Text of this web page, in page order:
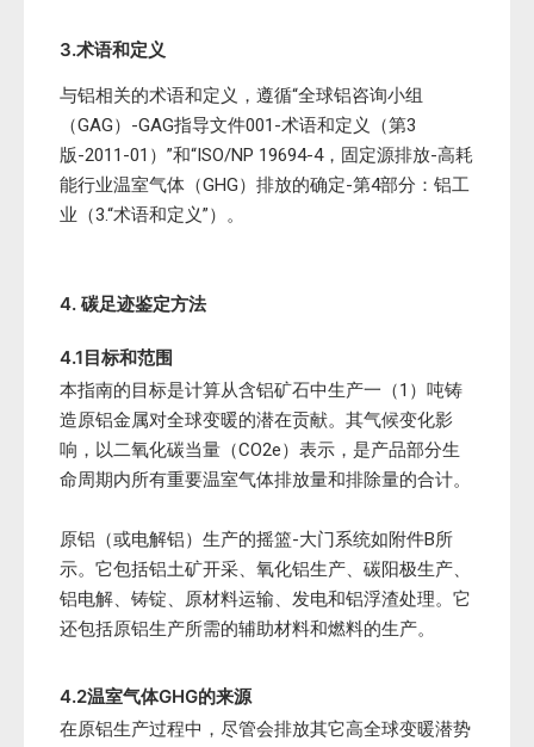
3.术语和定义
与铝相关的术语和定义，遵循“全球铝咨询小组
（GAG）-GAG指导文件001-术语和定义（第3
版-2011-01）”和“ISO/NP 19694-4，固定源排放-高耗
能行业温室气体（GHG）排放的确定-第4部分：铝工
业（3.“术语和定义”）。
4. 碳足迹鉴定方法
4.1目标和范围
本指南的目标是计算从含铝矿石中生产一（1）吨铸
造原铝金属对全球变暖的潜在贡献。其气候变化影
响，以二氧化碳当量（CO2e）表示，是产品部分生
命周期内所有重要温室气体排放量和排除量的合计。
原铝（或电解铝）生产的摇篮-大门系统如附件B所
示。它包括铝土矿开采、氧化铝生产、碳阳极生产、
铝电解、铸锭、原材料运输、发电和铝浮渣处理。它
还包括原铝生产所需的辅助材料和燃料的生产。
4.2温室气体GHG的来源
在原铝生产过程中，尽管会排放其它高全球变暖潜势